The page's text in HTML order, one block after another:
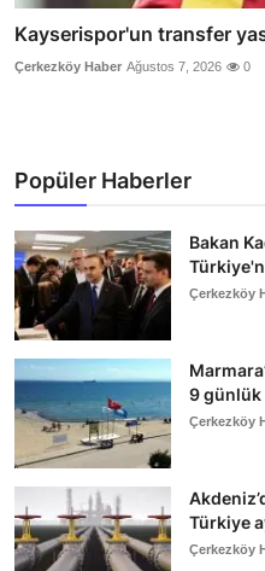
Kayserispor'un transfer
Çerkezköy Haber Ağustos 7, 2026 0
Popüler Haberler
Bakan
Çerkezköy
9 günlük
Çerkezköy
Türkiye
Çerkezköy